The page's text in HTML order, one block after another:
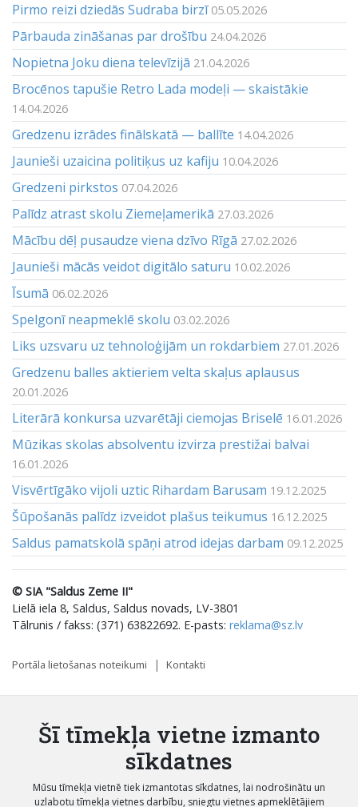
Pirmo reizi dziedās Sudraba birzī 05.05.2026
Pārbauda zināšanas par drošību 24.04.2026
Nopietna Joku diena televīzijā 21.04.2026
Brocēnos tapušie Retro Lada modeļi — skaistākie
14.04.2026
Gredzenu izrādes finālskatā — ballīte 14.04.2026
Jaunieši uzaicina politiķus uz kafiju 10.04.2026
Gredzeni pirkstos 07.04.2026
Palīdz atrast skolu Ziemeļamerikā 27.03.2026
Mācību dēļ pusaudze viena dzīvo Rīgā 27.02.2026
Jaunieši mācās veidot digitālo saturu 10.02.2026
Īsumā 06.02.2026
Spelgonī neapmeklē skolu 03.02.2026
Liks uzsvaru uz tehnoloģijām un rokdarbiem 27.01.2026
Gredzenu balles aktieriem velta skaļus aplausus
20.01.2026
Literārā konkursa uzvarētāji ciemojas Briselē 16.01.2026
Mūzikas skolas absolventu izvirza prestižai balvai
16.01.2026
Visvērtīgāko vijoli uztic Rihardam Barusam 19.12.2025
Šūpošanās palīdz izveidot plašus teikumus 16.12.2025
Saldus pamatskolā spāņi atrod idejas darbam 09.12.2025
© SIA "Saldus Zeme II"
Lielā iela 8, Saldus, Saldus novads, LV-3801
Tālrunis / fakss: (371) 63822692. E-pasts: reklama@sz.lv
Portāla lietošanas noteikumi Kontakti
Šī tīmekļa vietne izmanto
sīkdatnes
Mūsu tīmekļa vietnē tiek izmantotas sīkdatnes, lai nodrošinātu un
uzlabotu tīmekļa vietnes darbību, sniegtu vietnes apmeklētājiem